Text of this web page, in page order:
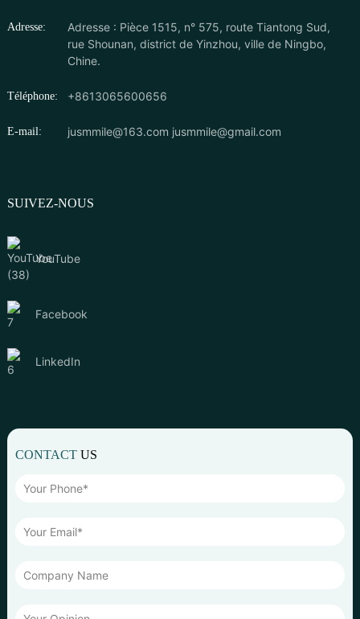
Adresse:
Adresse : Pièce 1515, n° 575, route Tiantong Sud,
rue Shounan, district de Yinzhou, ville de Ningbo,
Chine.
Téléphone: +8613065600656
E-mail: jusmmile@163.com jusmmile@gmail.com
SUIVEZ-NOUS
YouTube
Facebook
LinkedIn
CONTACTUS